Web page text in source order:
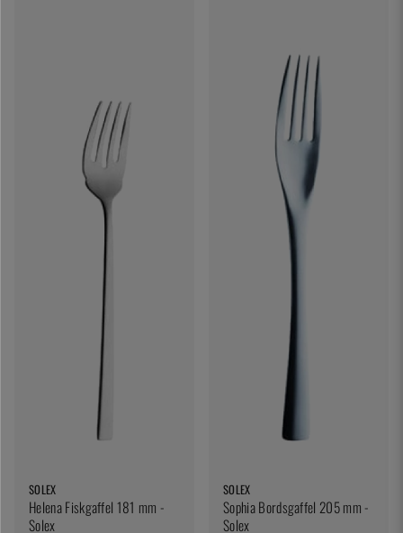
SOLEX
Helena Fiskgaffel 181 mm -
Solex
SOLEX
Sophia Bordsgaffel 205 mm -
Solex